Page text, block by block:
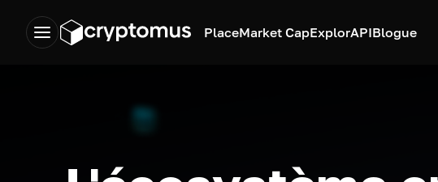
PlaceMarket CapExplorAPIBlogue